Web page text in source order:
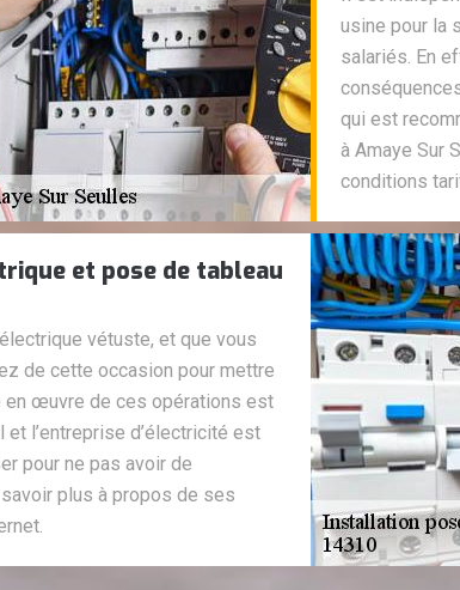
usine pour la
salariés. En
qui est
à Amaye Sur
conditions
et pose de tableau
vétuste, et que vous
de cette occasion pour mettre
en œuvre de ces opérations est
l’entreprise d’électricité est
pour ne pas avoir de
plus à propos de ses